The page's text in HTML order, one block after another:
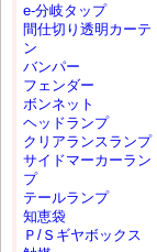
e-分岐タップ
間仕切り透明カーテ
ン
バンパー
フェンダー
ボンネット
ヘッドランプ
クリアランスランプ
サイドマーカーラン
プ
テールランプ
知恵袋
Ｐ/Ｓギヤボックス